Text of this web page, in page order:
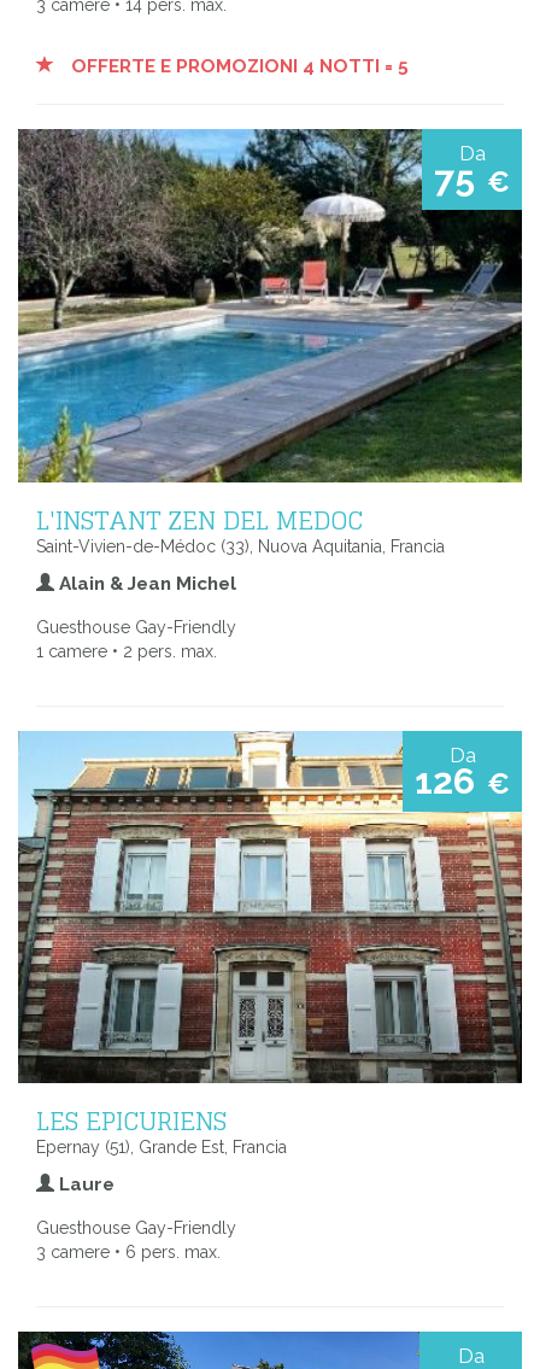
3 camere • 14 pers. max.
OFFERTE E PROMOZIONI 4 NOTTI = 5
Da
75 €
L'INSTANT ZEN DEL MEDOC
Saint-Vivien-de-Médoc (33), Nuova Aquitania, Francia
Alain & Jean Michel
Guesthouse Gay-Friendly
1 camere • 2 pers. max.
Da
126 €
LES EPICURIENS
Epernay (51), Grande Est, Francia
Laure
Guesthouse Gay-Friendly
3 camere • 6 pers. max.
Da